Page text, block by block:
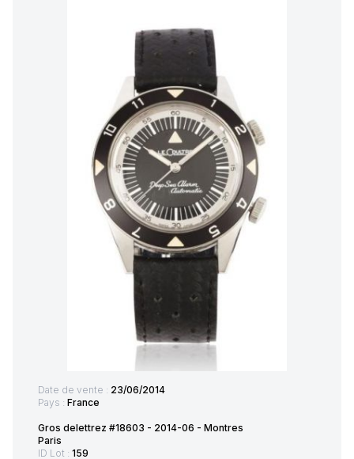
Date de vente : 23/06/2014
Pays : France
Gros delettrez #18603 - 2014-06 - Montres
Paris
ID Lot : 159